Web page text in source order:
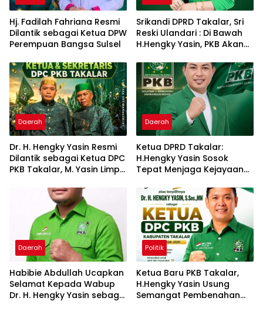
Hj. Fadilah Fahriana Resmi
Dilantik sebagai Ketua DPW
Perempuan Bangsa Sulsel
Srikandi DPRD Takalar, Sri
Reski Ulandari : Di Bawah
H.Hengky Yasin, PKB Akan
Dekat dengan Rakyat
Daerah
Dr. H. Hengky Yasin Resmi
Dilantik sebagai Ketua DPC
PKB Takalar, M. Yasin Limpo
Daerah
Ketua DPRD Takalar:
H.Hengky Yasin Sosok
Tepat Menjaga Kejayaan
Panrannuangku
Daerah
Habibie Abdullah Ucapkan
Selamat Kepada Wabup
Dr. H. Hengky Yasin sebagai
Politik
Ketua Baru PKB Takalar,
H.Hengky Yasin Usung
Semangat Pembenahan